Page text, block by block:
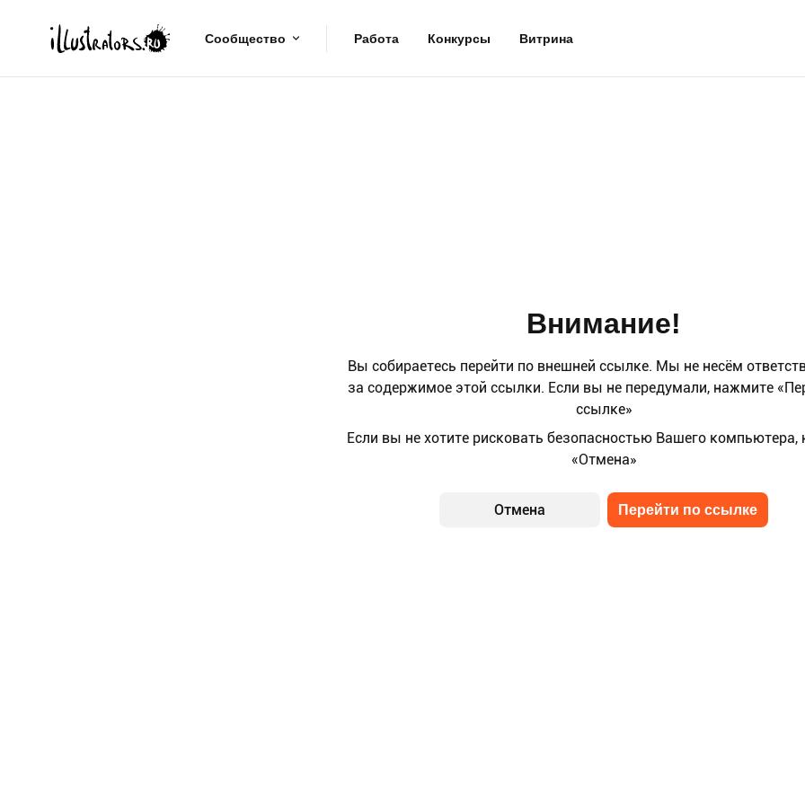
Сообщество Работа Конкурсы Витрина
Внимание!
Вы собираетесь перейти по внешней ссылке. Мы не несём
за содержимое этой ссылки. Если вы не передумали, нажмите
ссылке»
Если вы не хотите рисковать безопасностью Вашего компьютера,
«Отмена»
Отмена Перейти по ссылке